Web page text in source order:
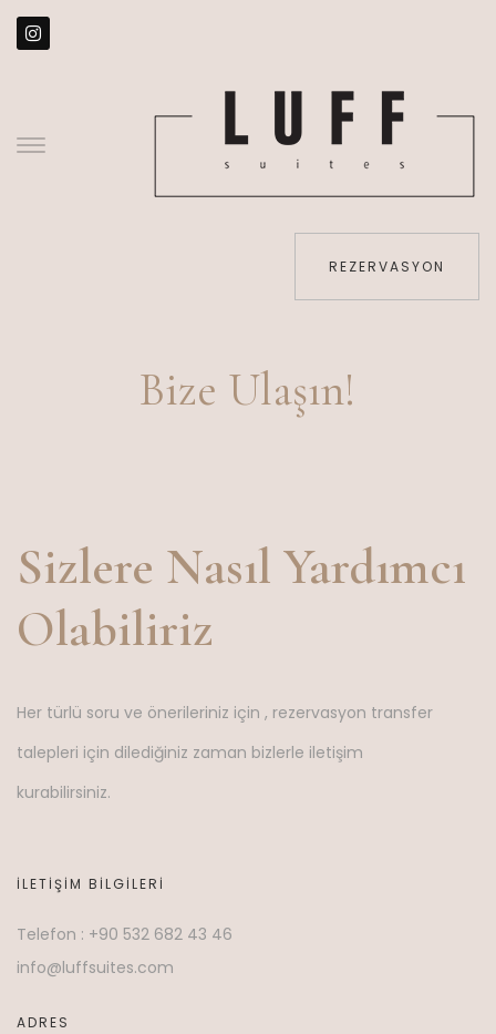
REZERVASYON
Bize Ulaşın!
Sizlere Nasıl Yardımcı
Olabiliriz
Her türlü soru ve önerileriniz için , rezervasyon transfer
talepleri için dilediğiniz zaman bizlerle iletişim
kurabilirsiniz.
İLETIŞIM BILGILERI
Telefon : +90 532 682 43 46
info@luffsuites.com
ADRES